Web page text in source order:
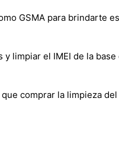
GSMA para brindarte
limpiar el IMEI de la base
comprar la limpieza del